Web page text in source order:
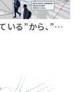
いる”から、”根